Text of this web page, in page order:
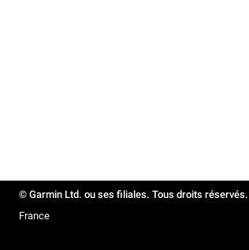
© Garmin Ltd. ou ses filiales. Tous droits réservés.
France